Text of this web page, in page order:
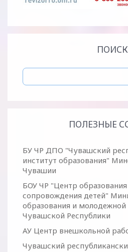
ПОИСК
ПОЛЕЗНЫЕ
БУ ЧР ДПО "Чувашский
институт образования"
Чувашии
БОУ ЧР "Центр
сопровождения детей"
образования и молодежной
Чувашской Республики
АУ Центр внешкольной
Чувашский